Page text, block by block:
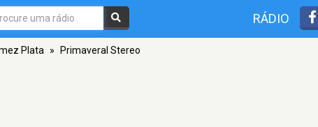
RÁDIO
Plata » Primaveral Stereo